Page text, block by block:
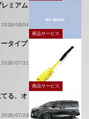
ミアム
2026/08/04
商品サービス
タイプ
2026/07/31
商品サービス
る、オ
2026/07/29